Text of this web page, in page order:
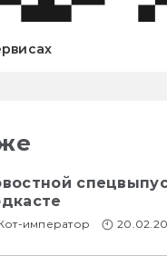
император